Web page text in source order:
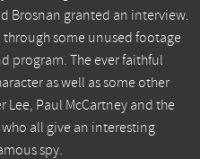
Brosnan granted an interview.
some unused footage
program. The ever faithful
as well as some other
Lee, Paul McCartney and the
all give an interesting
spy.